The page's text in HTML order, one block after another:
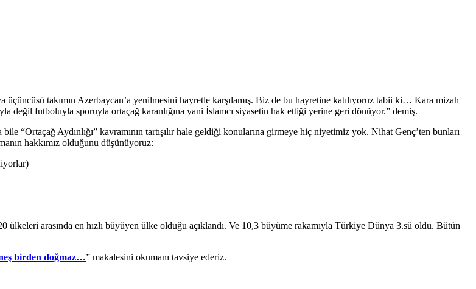
takımın Azerbaycan’a yenilmesini hayretle karşılamış. Biz de bu hayretine katılıyoruz tabii ki… Kara mizah
değil futboluyla sporuyla ortaçağ karanlığına yani İslamcı siyasetin hak ettiği yerine geri dönüyor.” demiş.
“Ortaçağ Aydınlığı” kavramının tartışılır hale geldiği konularına girmeye hiç niyetimiz yok. Nihat Genç’ten bunları
hakkımız olduğunu düşünüyoruz:
arasında en hızlı büyüyen ülke olduğu açıklandı. Ve 10,3 büyüme rakamıyla Türkiye Dünya 3.sü oldu. Bütün
birden doğmaz…” makalesini okumanı tavsiye ederiz.